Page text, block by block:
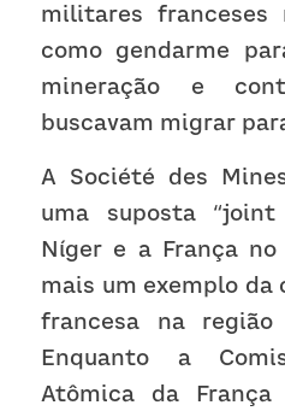
militares franceses
como gendarme
mineração e
buscavam migrar
A Société des
uma suposta
Níger e a França
mais um exemplo
francesa na
Enquanto a
Atômica da França